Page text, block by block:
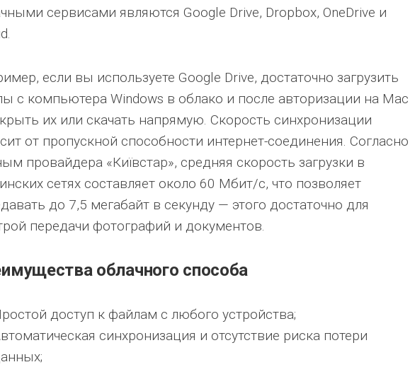
сервисами являются Google Drive, Dropbox, OneDrive и
если вы используете Google Drive, достаточно загрузить
с компьютера Windows в облако и после авторизации на Mac
их или скачать напрямую. Скорость синхронизации
от пропускной способности интернет-соединения. Согласно
провайдера «Київстар», средняя скорость загрузки в
сетях составляет около 60 Мбит/с, что позволяет
до 7,5 мегабайт в секунду — этого достаточно для
передачи фотографий и документов.
облачного способа
доступ к файлам с любого устройства;
синхронизация и отсутствие риска потери